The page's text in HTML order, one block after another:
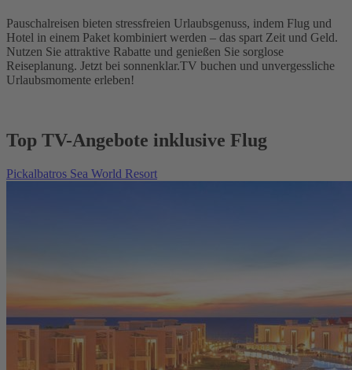
Pauschalreisen bieten stressfreien Urlaubsgenuss, indem Flug und
Hotel in einem Paket kombiniert werden – das spart Zeit und Geld.
Nutzen Sie attraktive Rabatte und genießen Sie sorglose
Reiseplanung. Jetzt bei sonnenklar.TV buchen und unvergessliche
Urlaubsmomente erleben!
Top TV-Angebote inklusive Flug
Pickalbatros Sea World Resort